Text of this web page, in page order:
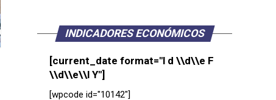
INDICADORES ECONÓMICOS
[current_date format="l d \\d\\e F
\\d\\e\\l Y"]
[wpcode id="10142"]